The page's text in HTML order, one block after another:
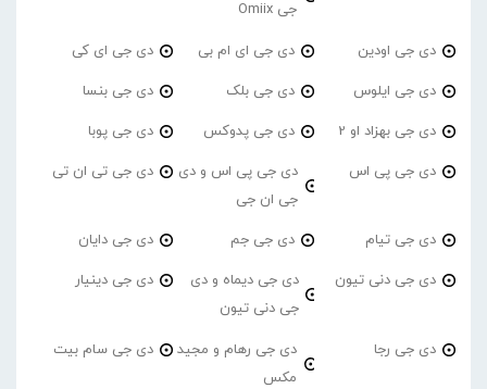
جی Omiix
دی جی اودین دی جی ای ام بی دی جی ای کی
دی جی ایلوس دی جی بلک دی جی بنسا
دی جی بهزاد او 2 دی جی پدوکس دی جی پوبا
دی جی پی اس
دی جی پی اس و دی
جی ان جی
دی جی تی ان تی
دی جی تیام دی جی جم دی جی دایان
دی جی دنی تیون
دی جی دیماه و دی
جی دنی تیون
دی جی دینیار
دی جی رجا
دی جی رهام و مجید
مکس
دی جی سام بیت